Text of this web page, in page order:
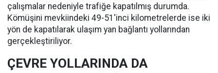
çalışmalar nedeniyle trafiğe kapatılmış durumda.
Kömüşini mevkiindeki 49-51'inci kilometrelerde ise iki
yön de kapatılarak ulaşım yan bağlantı yollarından
gerçekleştiriliyor.
ÇEVRE YOLLARINDA DA